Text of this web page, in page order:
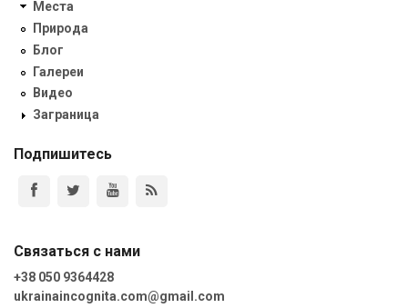
Места
Природа
Блог
Галереи
Видео
Заграница
Подпишитесь
Связаться с нами
+38 050 9364428
ukrainaincognita.com@gmail.com